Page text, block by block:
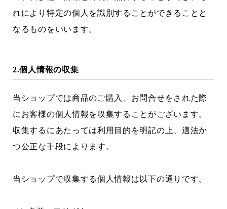
れにより特定の個人を識別することができることと
なるものをいいます。
2.個人情報の収集
当ショップでは商品のご購入、お問合せをされた際
にお客様の個人情報を収集することがございます。
収集するにあたっては利用目的を明記の上、適法か
つ公正な手段によります。
当ショップで収集する個人情報は以下の通りです。